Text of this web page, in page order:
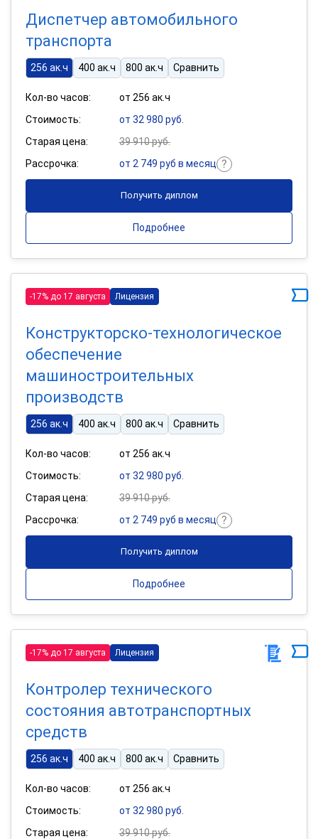
Диспетчер автомобильного
транспорта
256 ак.ч 400 ак.ч 800 ак.ч Сравнить
Кол-во часов:
от 256 ак.ч
Стоимость:
от 32 980 руб.
Старая цена:
39 910 руб.
Рассрочка:
от 2 749 руб в месяц
Получить диплом
Подробнее
-17% до 17 августа Лицензия
Конструкторско-технологическое
обеспечение
машиностроительных
производств
256 ак.ч 400 ак.ч 800 ак.ч Сравнить
Кол-во часов:
от 256 ак.ч
Стоимость:
от 32 980 руб.
Старая цена:
39 910 руб.
Рассрочка:
от 2 749 руб в месяц
Получить диплом
Подробнее
-17% до 17 августа Лицензия
Контролер технического
состояния автотранспортных
средств
256 ак.ч 400 ак.ч 800 ак.ч Сравнить
Кол-во часов:
от 256 ак.ч
Стоимость:
от 32 980 руб.
Старая цена:
39 910 руб.